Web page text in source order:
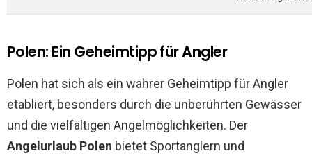
Polen: Ein Geheimtipp für Angler
Polen hat sich als ein wahrer Geheimtipp für Angler
etabliert, besonders durch die unberührten Gewässer
und die vielfältigen Angelmöglichkeiten. Der
Angelurlaub Polen bietet Sportanglern und